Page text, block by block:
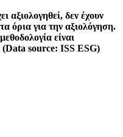
αξιολογηθεί, δεν έχουν
όρια για την αξιολόγηση.
είναι
(Data source: ISS ESG)